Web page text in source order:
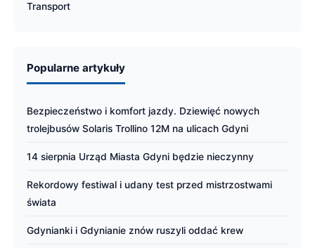
Transport
Popularne artykuły
Bezpieczeństwo i komfort jazdy. Dziewięć nowych
trolejbusów Solaris Trollino 12M na ulicach Gdyni
14 sierpnia Urząd Miasta Gdyni będzie nieczynny
Rekordowy festiwal i udany test przed mistrzostwami
świata
Gdynianki i Gdynianie znów ruszyli oddać krew